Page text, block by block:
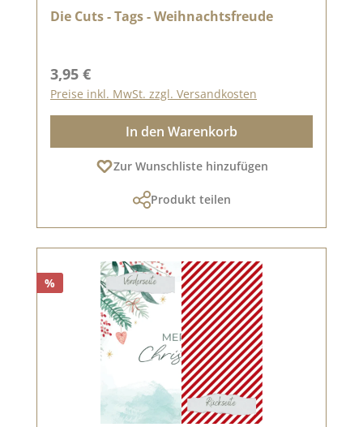
Die Cuts - Tags - Weihnachtsfreude
Regulärer Preis:
3,95 €
Preise inkl. MwSt. zzgl. Versandkosten
In den Warenkorb
Zur Wunschliste hinzufügen
Produkt teilen
%